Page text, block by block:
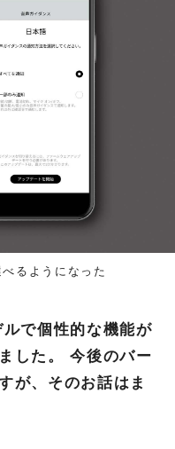
るようになった
で個性的な機能が
した。 今後のバー
が、そのお話はま